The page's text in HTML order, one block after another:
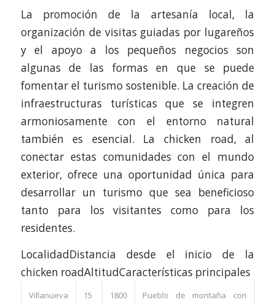
La promoción de la artesanía local, la
organización de visitas guiadas por lugareños
y el apoyo a los pequeños negocios son
algunas de las formas en que se puede
fomentar el turismo sostenible. La creación de
infraestructuras turísticas que se integren
armoniosamente con el entorno natural
también es esencial. La chicken road, al
conectar estas comunidades con el mundo
exterior, ofrece una oportunidad única para
desarrollar un turismo que sea beneficioso
tanto para los visitantes como para los
residentes.
LocalidadDistancia desde el inicio de la
chicken roadAltitudCaracterísticas principales
Villanueva
15
1800
Pueblo de montaña con